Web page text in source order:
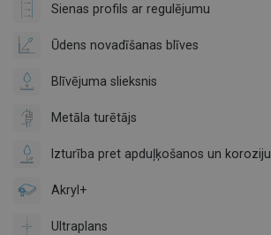
Sienas profils ar regulējumu
Ūdens novadīšanas blīves
Blīvējuma slieksnis
Metāla turētājs
Izturība pret apduļķošanos un koroziju
Akryl+
Ultraplans